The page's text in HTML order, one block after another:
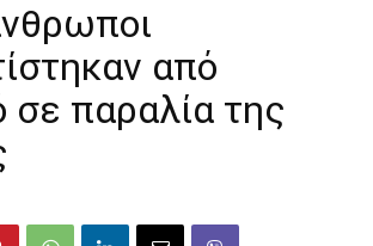
από
σε παραλία της